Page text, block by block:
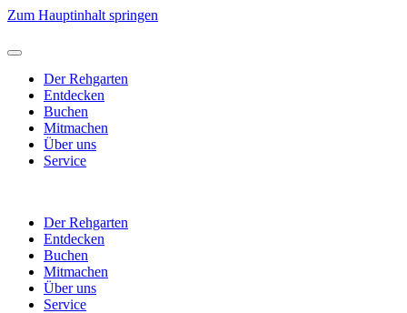
Zum Hauptinhalt springen
Der Rehgarten
Entdecken
Buchen
Mitmachen
Über uns
Service
Der Rehgarten
Entdecken
Buchen
Mitmachen
Über uns
Service